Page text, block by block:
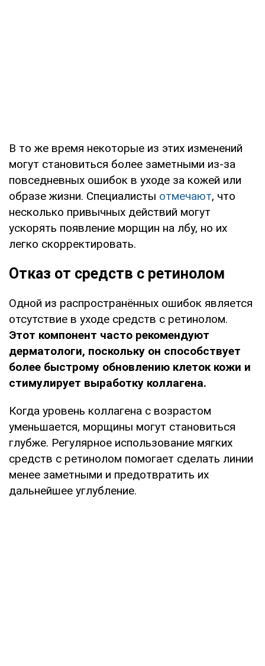
В то же время некоторые из этих изменений
могут становиться более заметными из-за
повседневных ошибок в уходе за кожей или
образе жизни. Специалисты отмечают, что
несколько привычных действий могут
ускорять появление морщин на лбу, но их
легко скорректировать.
Отказ от средств с ретинолом
Одной из распространённых ошибок является
отсутствие в уходе средств с ретинолом.
Этот компонент часто рекомендуют
дерматологи, поскольку он способствует
более быстрому обновлению клеток кожи и
стимулирует выработку коллагена.
Когда уровень коллагена с возрастом
уменьшается, морщины могут становиться
глубже. Регулярное использование мягких
средств с ретинолом помогает сделать линии
менее заметными и предотвратить их
дальнейшее углубление.